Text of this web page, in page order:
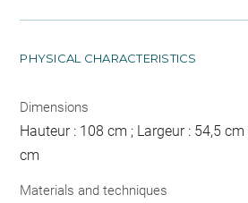
PHYSICAL CHARACTERISTICS
Dimensions
Hauteur : 108 cm ; Largeur : 54,5
cm
Materials and techniques